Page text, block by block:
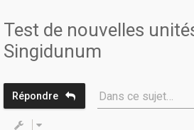
Test de nouvelles
Singidunum
Répondre Dans ce sujet…